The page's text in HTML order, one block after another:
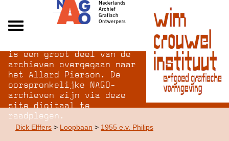
Over NAGO
Over WCI
Inloggen
is een groot deel van de
archieven overgegaan naar
het Allard Pierson. De
oorspronkelijke NAGO-
archieven zijn via deze
site digitaal te
raadplegen.
Dick Elffers > Loopbaan > 1955 e.v. Philips